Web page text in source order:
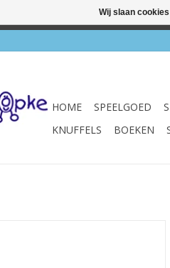
HOME SPEELGOED
KNUFFELS
BOEKEN
Wij slaan✔ Winkel